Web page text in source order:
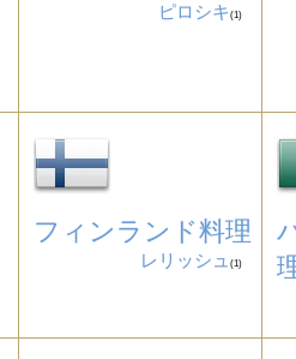
ピロシキ (1)
フィンランド料理
レリッシュ (1)